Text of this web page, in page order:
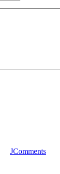
JComments